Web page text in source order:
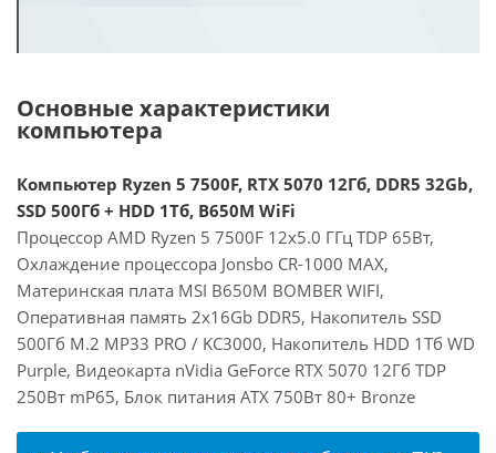
Основные характеристики
компьютера
Компьютер Ryzen 5 7500F, RTX 5070 12Гб, DDR5 32Gb,
SSD 500Гб + HDD 1Тб, B650M WiFi
Процессор AMD Ryzen 5 7500F 12x5.0 ГГц TDP 65Вт,
Охлаждение процессора Jonsbo CR-1000 MAX,
Материнская плата MSI B650M BOMBER WIFI,
Оперативная память 2x16Gb DDR5, Накопитель SSD
500Гб M.2 MP33 PRO / KC3000, Накопитель HDD 1Тб WD
Purple, Видеокарта nVidia GeForce RTX 5070 12Гб TDP
250Вт mP65, Блок питания ATX 750Вт 80+ Bronze